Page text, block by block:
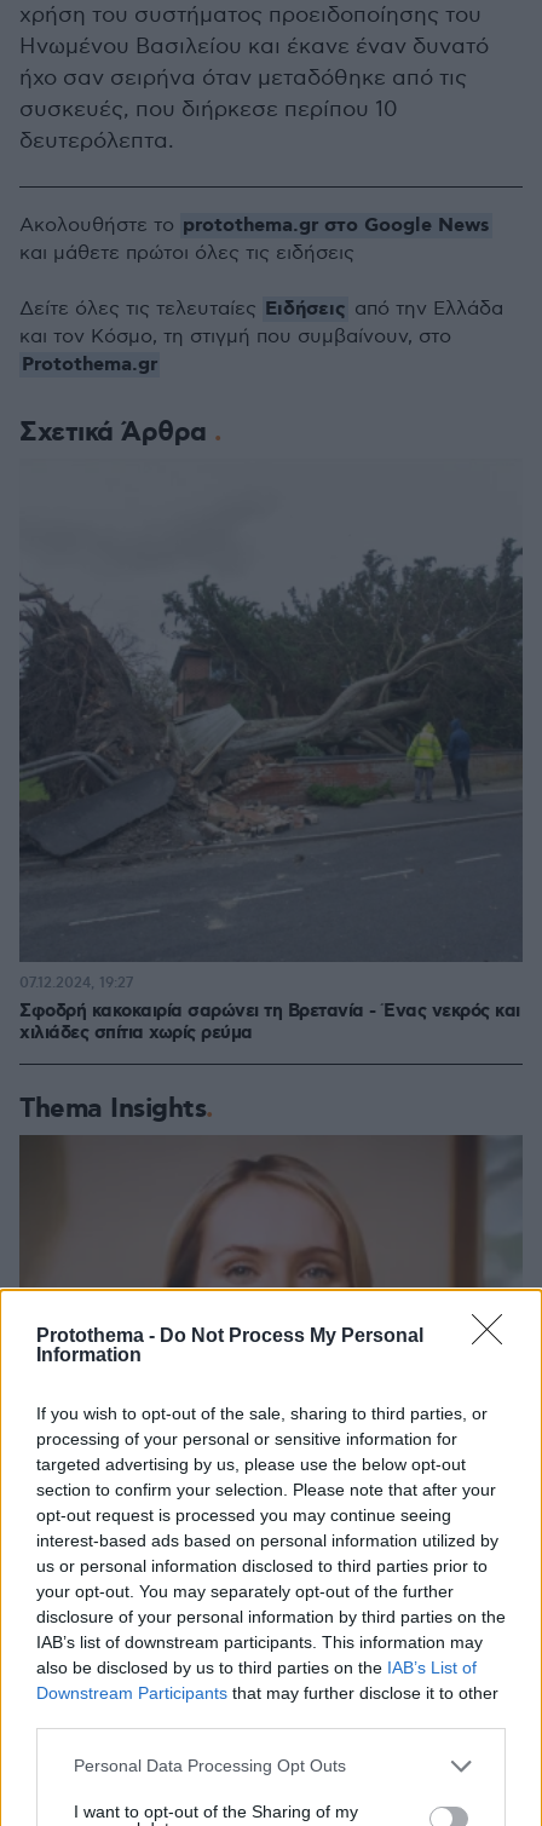
Protothema - Do Not Process My Personal
Information
If you wish to opt-out of the sale, sharing to third parties, or
processing of your personal or sensitive information for
targeted advertising by us, please use the below opt-out
section to confirm your selection. Please note that after your
opt-out request is processed you may continue seeing
interest-based ads based on personal information utilized by
us or personal information disclosed to third parties prior to
your opt-out. You may separately opt-out of the further
disclosure of your personal information by third parties on the
IAB’s list of downstream participants. This information may
also be disclosed by us to third parties on the IAB’s List of
Downstream Participants that may further disclose it to other
Please note that this website/app uses one or more Google
not limited to your visit or usage behaviour. You may click to
Personal Data Processing Opt Outs
I want to opt-out of the Sharing of my
χρήση του συστήματος προειδοποίησης του
Ηνωμένου Βασιλείου και έκανε έναν δυνατό
ήχο σαν σειρήνα όταν μεταδόθηκε από τις
συσκευές, που διήρκεσε περίπου 10
δευτερόλεπτα.
Σχετικά Άρθρα
Σφοδρή κακοκαιρία σαρώνει τη Βρετανία - Ένας νεκρός και
χιλιάδες σπίτια χωρίς ρεύμα
07.12.2024, 19:27
Thema Insights
Το DEI College παρουσιάζει τη Sophia. Την πρώτη 24/7
βοηθό AI που αλλάζει τον τρόπο με τον οποίο μαθαίνουν οι
φοιτητές
30.07.2026, 09:33
Η Smart φοιτητική κατοικία στην καρδιά της Αθήνας
Ακολουθήστε το protothema.gr στο Google News
και μάθετε πρώτοι όλες τις ειδήσεις
Δείτε όλες τις τελευταίες Ειδήσεις από την Ελλάδα
και τον Κόσμο, τη στιγμή που συμβαίνουν, στο
Protothema.gr